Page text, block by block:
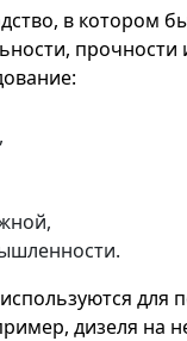
в котором
для
дизеля на